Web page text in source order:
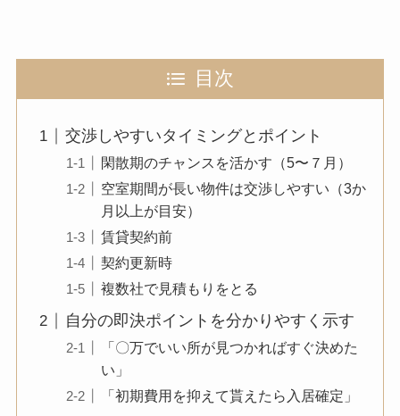
目次
交渉しやすいタイミングとポイント
閑散期のチャンスを活かす（5〜７月）
空室期間が長い物件は交渉しやすい（3か
月以上が目安）
賃貸契約前
契約更新時
複数社で見積もりをとる
自分の即決ポイントを分かりやすく示す
「〇万でいい所が見つかればすぐ決めた
い」
「初期費用を抑えて貰えたら入居確定」